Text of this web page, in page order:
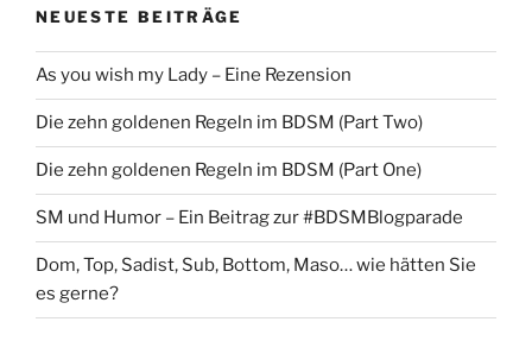
NEUESTE BEITRÄGE
As you wish my Lady – Eine Rezension
Die zehn goldenen Regeln im BDSM (Part Two)
Die zehn goldenen Regeln im BDSM (Part One)
SM und Humor – Ein Beitrag zur #BDSMBlogparade
Dom, Top, Sadist, Sub, Bottom, Maso… wie hätten Sie
es gerne?